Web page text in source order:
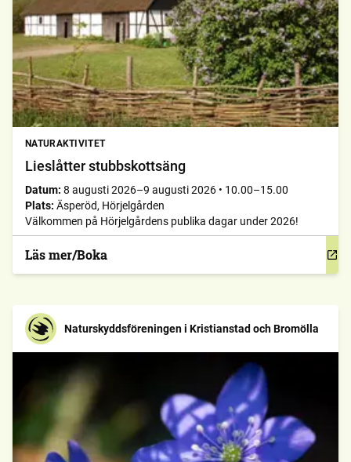
NATURAKTIVITET
Lieslåtter stubbskottsäng
Datum: 8 augusti 2026–9 augusti 2026 • 10.00–15.00
Plats: Äsperöd, Hörjelgården
Välkommen på Hörjelgårdens publika dagar under 2026!
Läs mer/Boka
Naturskyddsföreningen i Kristianstad och Bromölla